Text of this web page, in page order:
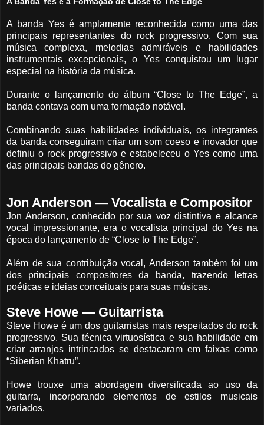
A banda Yes é amplamente reconhecida como uma das
principais representantes do rock progressivo. Com sua
música complexa, melodias admiráveis e habilidades
instrumentais excepcionais, o Yes conquistou um lugar
especial na história da música.
Durante o lançamento do álbum “Close to The Edge”, a
banda contava com uma formação notável.
Combinando suas habilidades individuais, os integrantes
da banda conseguiram criar um som coeso e inovador que
definiu o rock progressivo e estabeleceu o Yes como uma
das principais bandas do gênero.
Jon Anderson — Vocalista e Compositor
Jon Anderson, conhecido por sua voz distintiva e alcance
vocal impressionante, era o vocalista principal do Yes na
época do lançamento de “Close to The Edge”.
Além de sua contribuição vocal, Anderson também foi um
dos principais compositores da banda, trazendo letras
poéticas e ideias conceituais para suas músicas.
Steve Howe — Guitarrista
Steve Howe é um dos guitarristas mais respeitados do rock
progressivo. Sua técnica virtuosística e sua habilidade em
criar arranjos intrincados se destacaram em faixas como
“Siberian Khatru”.
Howe trouxe uma abordagem diversificada ao uso da
guitarra, incorporando elementos de estilos musicais
variados.